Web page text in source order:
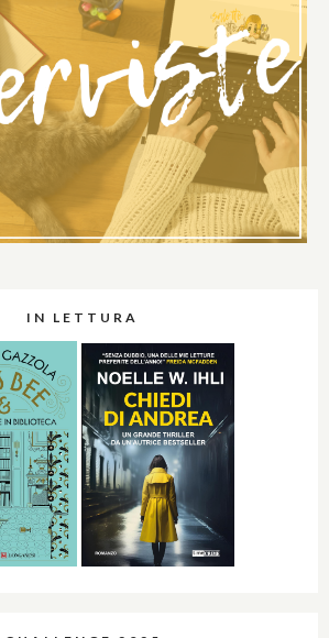
IN LETTURA